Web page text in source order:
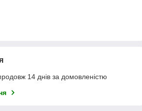
14 днів за домовленістю